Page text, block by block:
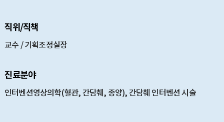
직위/직책
교수 / 기획조정실장
진료분야
인터벤션영상의학(혈관, 간담췌, 종양), 간담췌 인터벤션 시술